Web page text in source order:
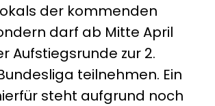
der kommenden
darf ab Mitte April
Aufstiegsrunde zur 2.
teilnehmen. Ein
steht aufgrund noch